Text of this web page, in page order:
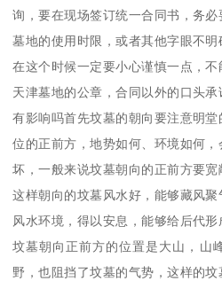
询，要在现场签订统一合同书，务
墓地的使用时限，或者其他字眼不
在这个时候一定要小心谨慎一点，
天津墓地的公章，合同以外的口头
有影响吗首先坟墓的朝向要注意明
位的正前方，地势如何、环境如何
坏，一般来说坟墓朝向的正前方要宽
这样朝向的坟墓风水好，能够藏风
风水环境，得以安息，能够给后代
坟墓朝向正前方的位置是大山，山
野，也阻挡了坟墓的气势，这样的